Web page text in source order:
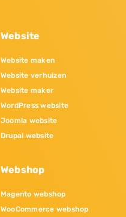
Website
Website maken
Website verhuizen
Website maker
WordPress website
Joomla website
Drupal website
Webshop
Magento webshop
WooCommerce webshop